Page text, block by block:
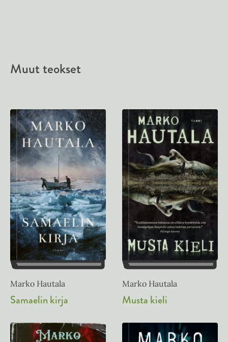
Muut teokset
Marko Hautala
Samaelin kirja
Marko Hautala
Musta kieli